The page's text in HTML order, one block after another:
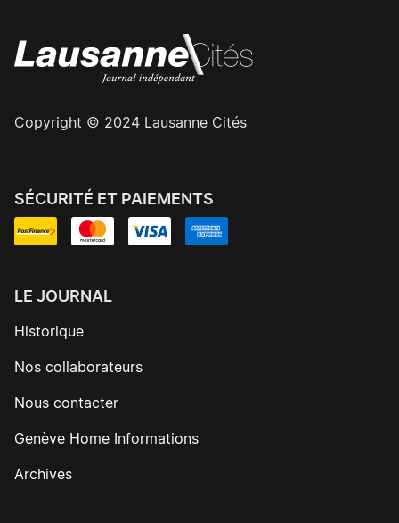
Copyright © 2024 Lausanne Cités
SÉCURITÉ ET PAIEMENTS
LE JOURNAL
Historique
Nos collaborateurs
Nous contacter
Genève Home Informations
Archives